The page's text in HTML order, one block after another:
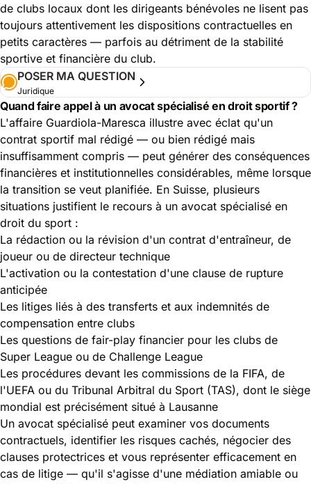
de clubs locaux dont les dirigeants bénévoles ne lisent pas
toujours attentivement les dispositions contractuelles en
petits caractères — parfois au détriment de la stabilité
sportive et financière du club.
POSER MA QUESTION
Juridique
Quand faire appel à un avocat spécialisé en droit sportif ?
L'affaire Guardiola-Maresca illustre avec éclat qu'un
contrat sportif mal rédigé — ou bien rédigé mais
insuffisamment compris — peut générer des conséquences
financières et institutionnelles considérables, même lorsque
la transition se veut planifiée. En Suisse, plusieurs
situations justifient le recours à un avocat spécialisé en
droit du sport :
La rédaction ou la révision d'un contrat d'entraîneur, de
joueur ou de directeur technique
L'activation ou la contestation d'une clause de rupture
anticipée
Les litiges liés à des transferts et aux indemnités de
compensation entre clubs
Les questions de fair-play financier pour les clubs de
Super League ou de Challenge League
Les procédures devant les commissions de la FIFA, de
l'UEFA ou du Tribunal Arbitral du Sport (TAS), dont le siège
mondial est précisément situé à Lausanne
Un avocat spécialisé peut examiner vos documents
contractuels, identifier les risques cachés, négocier des
clauses protectrices et vous représenter efficacement en
cas de litige — qu'il s'agisse d'une médiation amiable ou